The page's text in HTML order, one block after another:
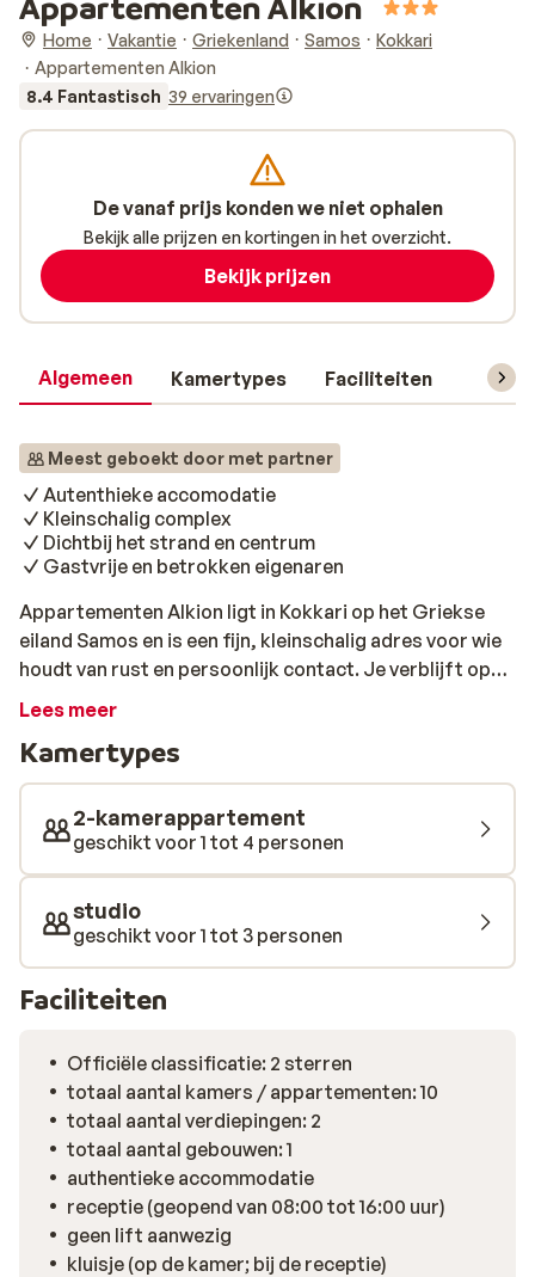
Home Vakantie Griekenland Samos
Kokkari
Appartementen Alkion
8.4 Fantastisch 39 ervaringen
Algemeen Kamertypes Faciliteiten
Meest geboekt door met partner
Autenthieke accomodatie
Kleinschalig complex
Dichtbij het strand en centrum
Gastvrije en betrokken eigenaren
Appartementen Alkion ligt in Kokkari op het Griekse
eiland Samos en is een fijn, kleinschalig adres voor wie
houdt van rust en persoonlijk contact. Je verblijft op
loopafstand van zowel het strand als het gezellige
nog op een ontspannen tempo afspeelt. Dit maakt
Alkion een prettige uitvalsbasis om Samos te
ontdekken. De appartementen zijn eenvoudig en
comfortabel ingericht, met alles wat je nodig hebt voor
een zorgeloos verblijf. Dankzij de kleinschaligheid
hangt er een persoonlijke sfeer en word je warm
ontvangen door de eigenaren. Geen grote drukte, maar
juist een plek waar aandacht is voor jou en waar je je
snel thuis voelt na een dag in de zon. In de directe
omgeving vind je meerdere tavernes, restaurants en
gerechten en een goed glas wijn. Het kiezelstrand ligt
op slechts een paar minuten lopen en biedt een mooi
uitzicht over zee, perfect voor een ontspannen
stranddag. Ook het sfeervolle centrum van Kokkari,
met zijn haven en gezellige straatjes, bereik je
gemakkelijk te voet.
Lees meer
Kamertypes
2-kamerappartement
geschikt voor 1 tot 4 personen
studio
geschikt voor 1 tot 3 personen
Faciliteiten
Officiële classificatie: 2 sterren
totaal aantal kamers / appartementen: 10
totaal aantal verdiepingen: 2
totaal aantal gebouwen: 1
authentieke accommodatie
receptie (geopend van 08:00 tot 16:00 uur)
geen lift aanwezig
kluisje (op de kamer; bij de receptie)
De vanaf prijs konden we niet ophalen
Bekijk alle prijzen en kortingen in het overzicht.
Bekijk prijzen